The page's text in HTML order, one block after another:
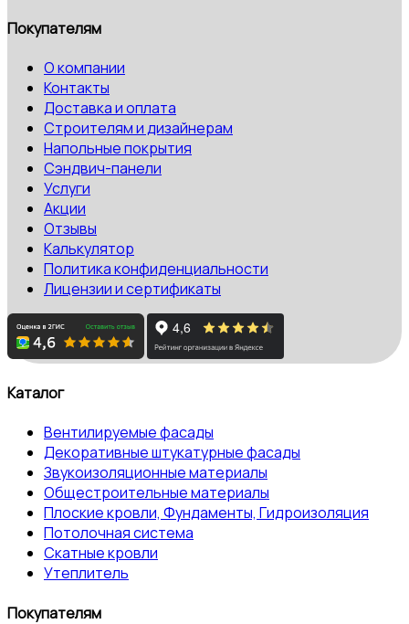
Покупателям
О компании
Контакты
Доставка и оплата
Строителям и дизайнерам
Напольные покрытия
Сэндвич-панели
Услуги
Акции
Отзывы
Калькулятор
Политика конфиденциальности
Лицензии и сертификаты
Каталог
Вентилируемые фасады
Декоративные штукатурные фасады
Звукоизоляционные материалы
Общестроительные материалы
Плоские кровли, Фундаменты, Гидроизоляция
Потолочная система
Скатные кровли
Утеплитель
Покупателям